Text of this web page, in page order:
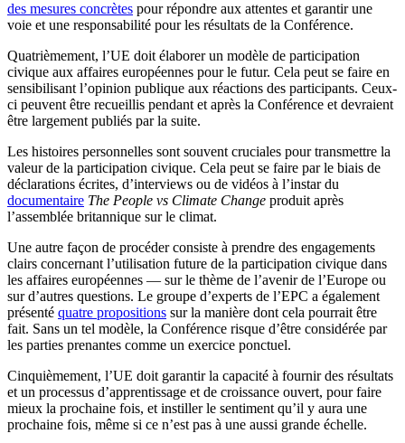
des mesures concrètes pour répondre aux attentes et garantir une
voie et une responsabilité pour les résultats de la Conférence.
Quatrièmement, l’UE doit élaborer un modèle de participation
civique aux affaires européennes pour le futur. Cela peut se faire en
sensibilisant l’opinion publique aux réactions des participants. Ceux-
ci peuvent être recueillis pendant et après la Conférence et devraient
être largement publiés par la suite.
Les histoires personnelles sont souvent cruciales pour transmettre la
valeur de la participation civique. Cela peut se faire par le biais de
déclarations écrites, d’interviews ou de vidéos à l’instar du
documentaire The People vs Climate Change produit après
l’assemblée britannique sur le climat.
Une autre façon de procéder consiste à prendre des engagements
clairs concernant l’utilisation future de la participation civique dans
les affaires européennes — sur le thème de l’avenir de l’Europe ou
sur d’autres questions. Le groupe d’experts de l’EPC a également
présenté quatre propositions sur la manière dont cela pourrait être
fait. Sans un tel modèle, la Conférence risque d’être considérée par
les parties prenantes comme un exercice ponctuel.
Cinquièmement, l’UE doit garantir la capacité à fournir des résultats
et un processus d’apprentissage et de croissance ouvert, pour faire
mieux la prochaine fois, et instiller le sentiment qu’il y aura une
prochaine fois, même si ce n’est pas à une aussi grande échelle.